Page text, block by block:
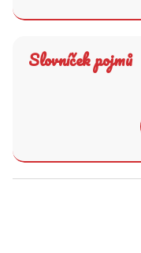
Slovníček pojmů